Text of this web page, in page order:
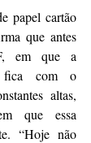
papel cartão
que antes
em que a
fica com o
altas,
que essa
“Hoje não